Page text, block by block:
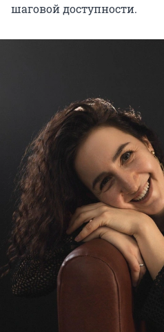
шаговой доступности.